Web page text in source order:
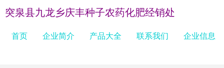
突泉县九龙乡庆丰种子农药化肥经销处
首页 企业简介 产品大全 联系我们 企业信息